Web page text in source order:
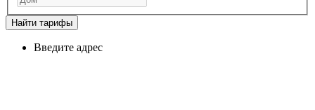
Найти тарифы
Введите адрес